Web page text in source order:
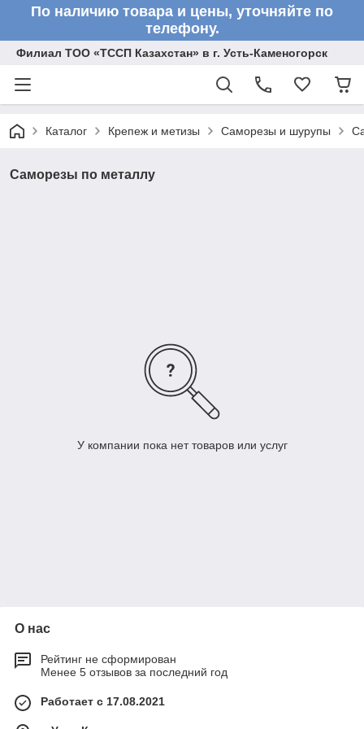
По наличию товара и цены, уточняйте по
телефону.
Филиал ТОО «ТССП Казахстан» в г. Усть-Каменогорск
Каталог Крепеж и метизы Саморезы и шурупы
Саморезы по металлу
У компании пока нет товаров или услуг
О нас
Рейтинг не сформирован
Менее 5 отзывов за последний год
Работает с 17.08.2021